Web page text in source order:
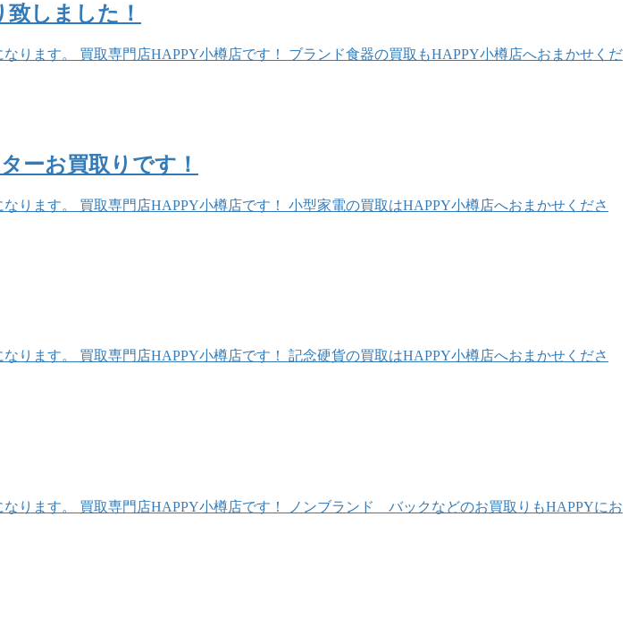
しました！
ります。 買取専門店HAPPY小樽店です！ ブランド食器の買取もHAPPY小樽店へおまかせくだ
ーお買取りです！
ります。 買取専門店HAPPY小樽店です！ 小型家電の買取はHAPPY小樽店へおまかせくださ
ります。 買取専門店HAPPY小樽店です！ 記念硬貨の買取はHAPPY小樽店へおまかせくださ
ります。 買取専門店HAPPY小樽店です！ ノンブランド バックなどのお買取りもHAPPYにお